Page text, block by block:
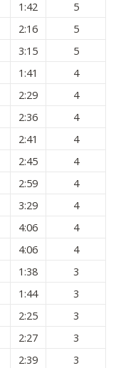
1:42
5
2:16
5
3:15
5
1:41
4
2:29
4
2:36
4
2:41
4
2:45
4
2:59
4
3:29
4
4:06
4
4:06
4
1:38
3
1:44
3
2:25
3
2:27
3
2:39
3